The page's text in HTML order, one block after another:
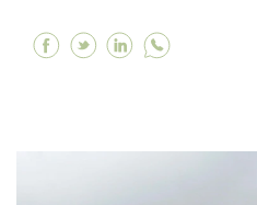
Facebook
TwitterLinkedin